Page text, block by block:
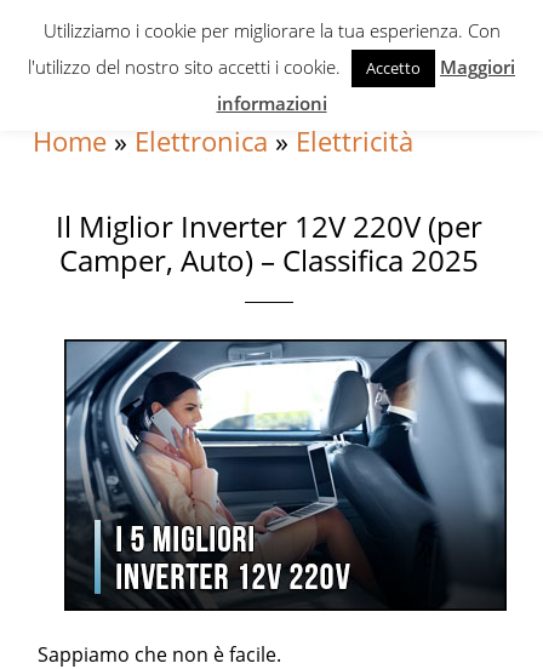
Skip
navigation
Skip
Skip
sidebar
Home » Elettronica » Elettricità
Il Miglior Inverter 12V 220V (per
Camper, Auto) – Classifica 2025
Sappiamo che non è facile.
Utilizziamo i cookie per migliorare la tua esperienza. Con
l'utilizzo del nostro sito accetti i cookie.
Accetto
Maggiori
informazioni